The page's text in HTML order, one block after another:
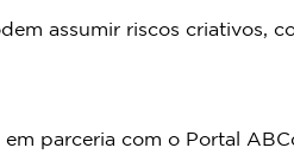
assumir riscos criativos,
em parceria com o Portal